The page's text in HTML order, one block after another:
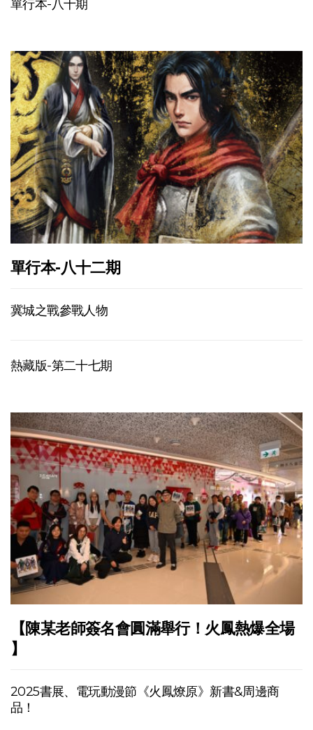
單行本-八十期
單行本-八十二期
冀城之戰參戰人物
熱藏版-第二十七期
【陳某老師簽名會圓滿舉行！火鳳熱爆全場
】
2025書展、電玩動漫節《火鳳燎原》新書&周邊商
品！